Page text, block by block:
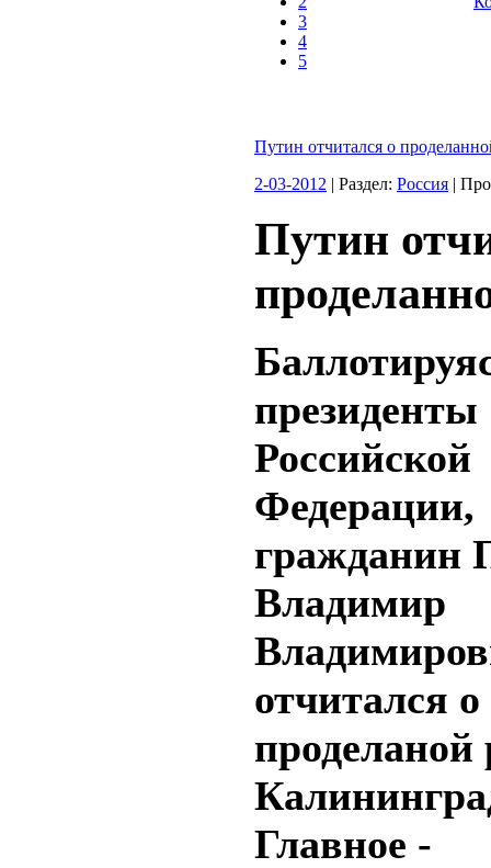
3
4
5
Путин отчитался о
2-03-2012 | Раздел: Россия |
Путин
президенты
Российской
Федерации,
гражданин
Владимир
отчитался о
проделаной
Главное -